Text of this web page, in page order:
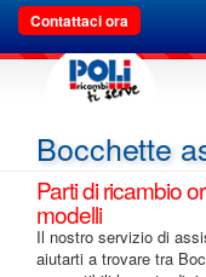
Contattaci ora
Bocchette
Parti di ricambio
modelli
Il nostro servizio di
aiutarti a trovare tra